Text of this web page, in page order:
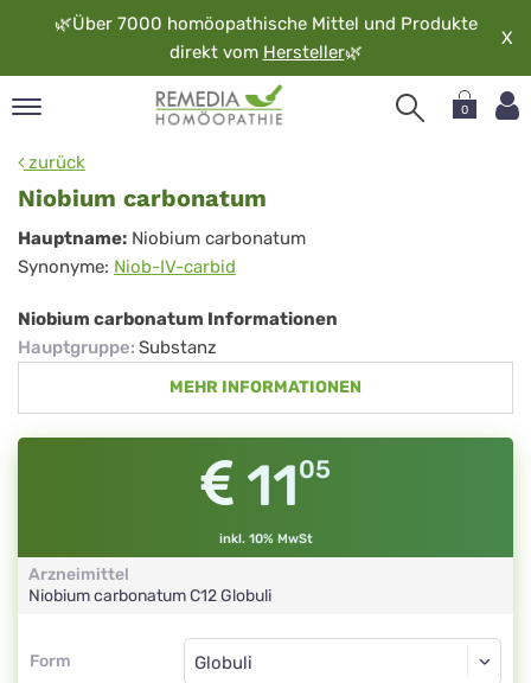
🌿Über 7000 homöopathische Mittel und Produkte
direkt vom Hersteller🌿
X
0
zurück
Niobium carbonatum
Niobium
carbonatum
Hauptname: Niobium carbonatum
Synonyme: Niob-IV-carbid
Niobium carbonatum Informationen
Hauptgruppe: Substanz
MEHR INFORMATIONEN
1105
inkl. 10% MwSt
Arzneimittel
Niobium carbonatumC12Globuli
Form
Form